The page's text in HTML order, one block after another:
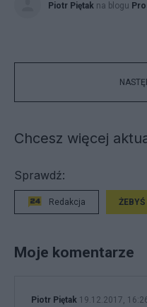
Piotr Piętak na blogu
Chcesz więcej
Sprawdź:
Redakcja
Moje komentarze
Piotr Piętak 19.12.2017,